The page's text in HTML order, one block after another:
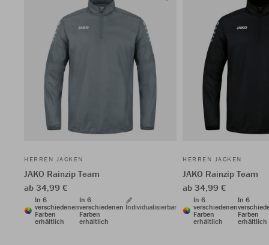
HERREN JACKEN
JAKO Rainzip Team
ab 34,99 €
In 6
verschiedenen
Farben
erhältlich
In 6
verschiedenen
Farben
erhältlich
Individualisierbar
HERREN JACKEN
JAKO Rainzip Team
ab 34,99 €
In 6
verschiedenen
Farben
erhältlich
In 6
Farben
erhältlich